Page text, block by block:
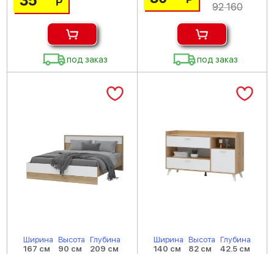
под заказ
92 160
под заказ
Ширина
167 см
Высота
90 см
Глубина
209 см
Ширина
140 см
Высота
82 см
Глубина
42.5 см